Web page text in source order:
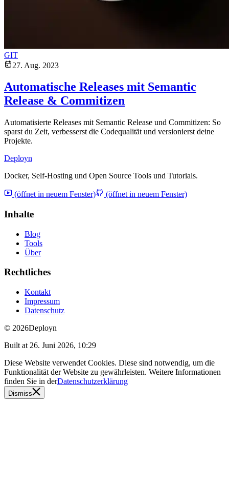
GIT
27. Aug. 2023
Automatische Releases mit Semantic
Release & Commitizen
Automatisierte Releases mit Semantic Release und Commitizen: So
sparst du Zeit, verbesserst die Codequalität und versionierst deine
Projekte.
Deployn
Docker, Self-Hosting und Open Source Tools und Tutorials.
(öffnet in neuem Fenster) (öffnet in neuem Fenster)
Inhalte
Blog
Tools
Über
Rechtliches
Kontakt
Impressum
Datenschutz
© 2026Deployn
Built at 26. Juni 2026, 10:29
Diese Website verwendet Cookies. Diese sind notwendig, um die
Funktionalität der Website zu gewährleisten. Weitere Informationen
finden Sie in derDatenschutzerklärung
Dismiss